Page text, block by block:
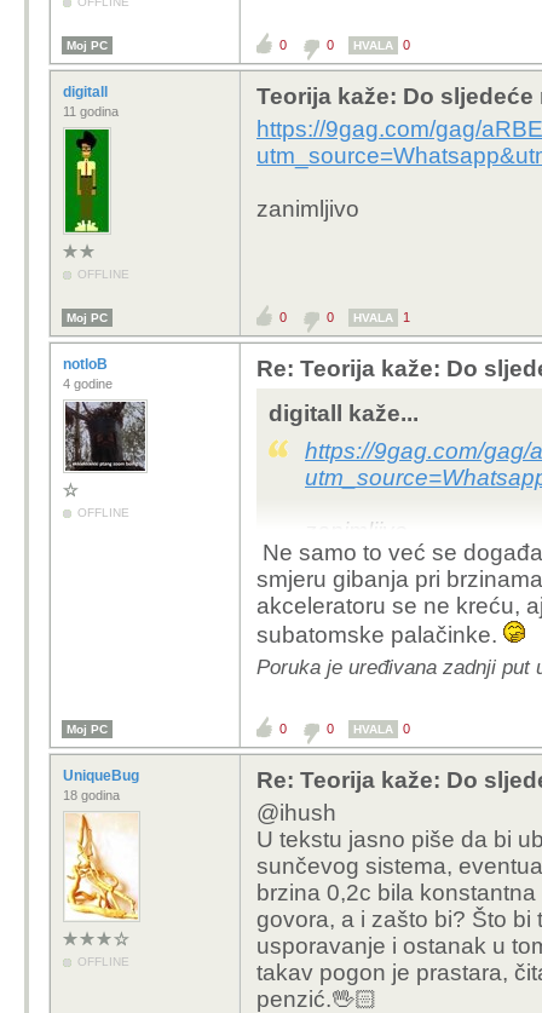
Moj PC 0 0 HVALA 0
digitall
11 godina
OFFLINE
Teorija kaže: Do
https://9gag.com/gag/
zanimljivo
Moj PC 0 0 HVALA 1
notloB
4 godine
OFFLINE
Re: Teorija kaže: Do
digitall kaže...
https://9gag.com/gag/
zanimljivo
Ne samo to već se
smjeru gibanja pri
akceleratoru se ne kreću,
subatomske palačinke.
Poruka je uređivana zadnji put
Moj PC 0 0 HVALA 0
UniqueBug
18 godina
OFFLINE
Re: Teorija kaže: Do
@ihush
U tekstu jasno piše da bi
sunčevog sistema,
brzina 0,2c bila
govora, a i zašto bi? Što
usporavanje i ostanak u
takav pogon je prastara,
penzić.🖖🏻